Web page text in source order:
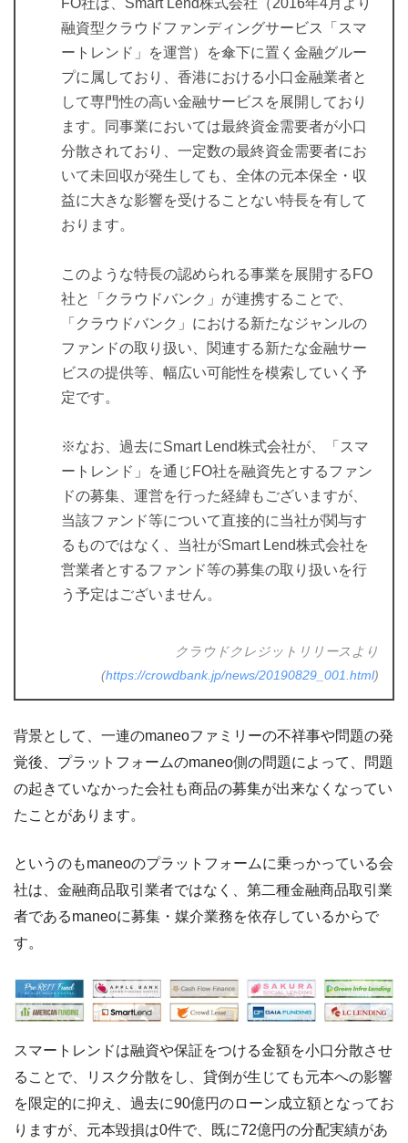
融資型クラウドファンディングサービス「スマ
ートレンド」を運営）を傘下に置く金融グルー
プに属しており、香港における小口金融業者と
して専門性の高い金融サービスを展開しており
ます。同事業においては最終資金需要者が小口
分散されており、一定数の最終資金需要者にお
いて未回収が発生しても、全体の元本保全・収
益に大きな影響を受けることない特長を有して
おります。
このような特長の認められる事業を展開するFO
社と「クラウドバンク」が連携することで、
「クラウドバンク」における新たなジャンルの
ファンドの取り扱い、関連する新たな金融サー
ビスの提供等、幅広い可能性を模索していく予
定です。
※なお、過去にSmart Lend株式会社が、「スマ
ートレンド」を通じFO社を融資先とするファン
ドの募集、運営を行った経緯もございますが、
当該ファンド等について直接的に当社が関与す
るものではなく、当社がSmart Lend株式会社を
営業者とするファンド等の募集の取り扱いを行
う予定はございません。
クラウドクレジットリリースより
(https://crowdbank.jp/news/20190829_001.html)
背景として、一連のmaneoファミリーの不祥事や問題の発
覚後、プラットフォームのmaneo側の問題によって、問題
の起きていなかった会社も商品の募集が出来なくなってい
たことがあります。
というのもmaneoのプラットフォームに乗っかっている会
社は、金融商品取引業者ではなく、第二種金融商品取引業
者であるmaneoに募集・媒介業務を依存しているからで
す。
スマートレンドは融資や保証をつける金額を小口分散させ
ることで、リスク分散をし、貸倒が生じても元本への影響
を限定的に抑え、過去に90億円のローン成立額となってお
りますが、元本毀損は0件で、既に72億円の分配実績があ